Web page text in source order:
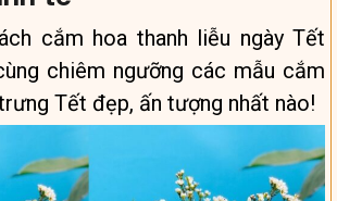
cắm hoa thanh liễu ngày Tết
chiêm ngưỡng các mẫu cắm
Tết đẹp, ấn tượng nhất nào!